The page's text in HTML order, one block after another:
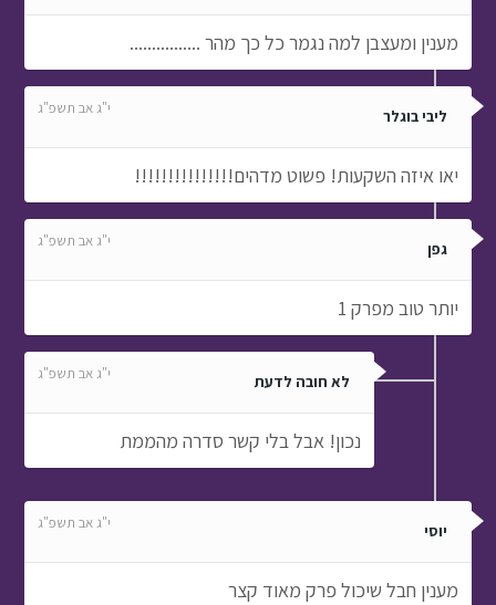
מענין ומעצבן למה נגמר כל כך מהר ................
ליבי בוגלר י"ג אב תשפ"ג
יאו איזה השקעות! פשוט מדהים!!!!!!!!!!!!!!!
גפן י"ג אב תשפ"ג
יותר טוב מפרק 1
לא חובה לדעת י"ג אב תשפ"ג
נכון! אבל בלי קשר סדרה מהממת
יוסי י"ג אב תשפ"ג
מענין חבל שיכול פרק מאוד קצר